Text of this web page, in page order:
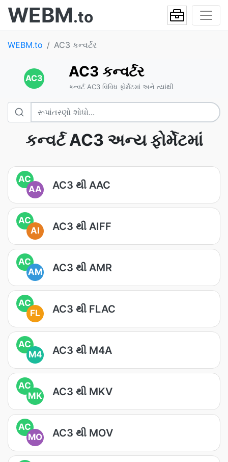
WEBM.to
WEBM.to AC3 કન્વર્ટર
AC3 AC3 કન્વર્ટર
કન્વર્ટ AC3 વિવિધ ફોર્મેટમાં અને ત્યાંથી
કન્વર્ટ AC3 અન્ય ફોર્મેટમાં
AC
AA
AC3 થી AAC
AC
AI
AC3 થી AIFF
AC
AM
AC3 થી AMR
AC
FL
AC3 થી FLAC
AC
M4
AC3 થી M4A
AC
MK
AC3 થી MKV
AC
MO
AC3 થી MOV